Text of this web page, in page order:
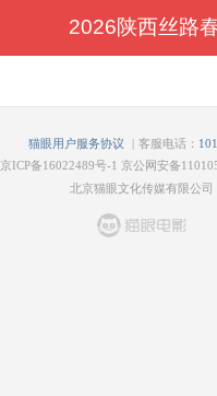
2026陕西丝路
猫眼用户服务协议 | 客服电话：
京ICP备16022489号-1 京公网安备
北京猫眼文化传媒有限公司